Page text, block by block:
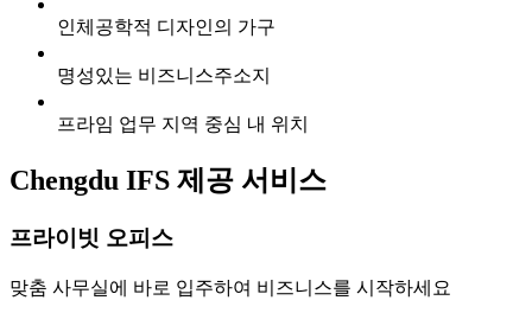
인체공학적 디자인의 가구
명성있는 비즈니스주소지
프라임 업무 지역 중심 내 위치
Chengdu IFS 제공 서비스
프라이빗 오피스
맞춤 사무실에 바로 입주하여 비즈니스를 시작하세요